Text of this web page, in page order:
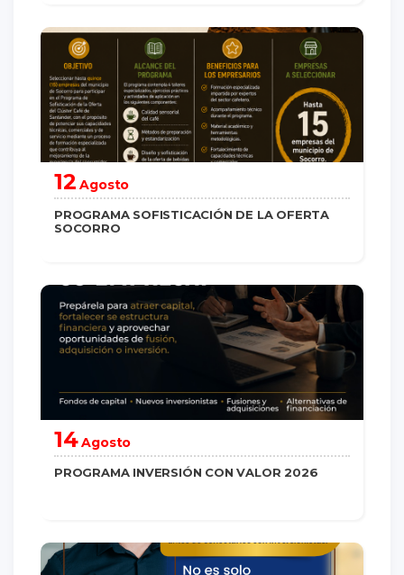
saber más
12 Agosto
PROGRAMA SOFISTICACIÓN DE LA OFERTA
SOCORRO
saber más
14Agosto
PROGRAMA INVERSIÓN CON VALOR 2026
saber más